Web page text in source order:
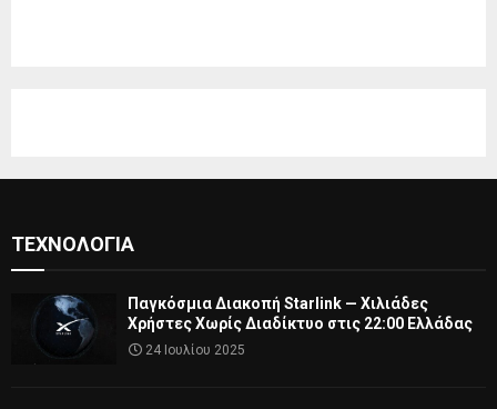
ΤΕΧΝΟΛΟΓΊΑ
Παγκόσμια Διακοπή Starlink — Χιλιάδες
Χρήστες Χωρίς Διαδίκτυο στις 22:00 Ελλάδας
24 Ιουλίου 2025